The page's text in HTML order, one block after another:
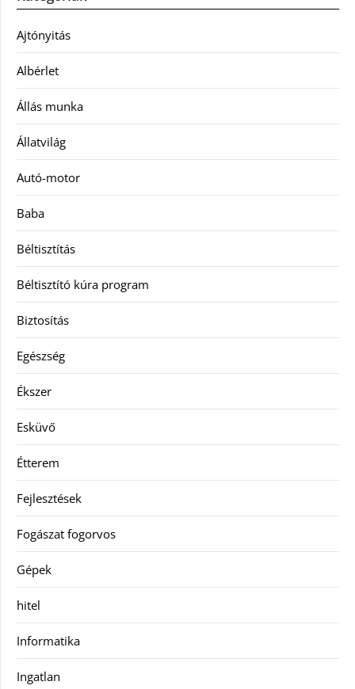
Ajtónyitás
Albérlet
Állás munka
Állatvilág
Autó-motor
Baba
Béltisztítás
Béltisztító kúra program
Biztosítás
Egészség
Ékszer
Esküvő
Étterem
Fejlesztések
Fogászat fogorvos
Gépek
hitel
Informatika
Ingatlan